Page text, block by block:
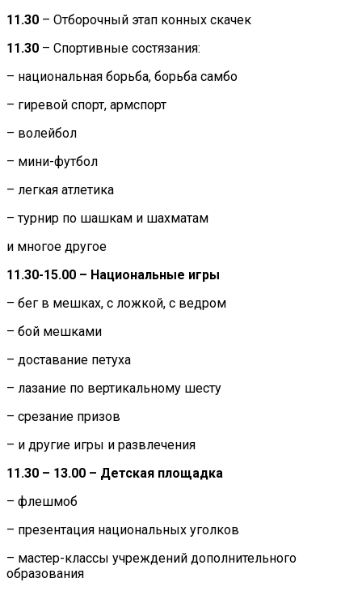
11.30 – Отборочный этап конных скачек
11.30 – Спортивные состязания:
– национальная борьба, борьба самбо
– гиревой спорт, армспорт
– волейбол
– мини-футбол
– легкая атлетика
– турнир по шашкам и шахматам
и многое другое
11.30-15.00 – Национальные игры
– бег в мешках, с ложкой, с ведром
– бой мешками
– доставание петуха
– лазание по вертикальному шесту
– срезание призов
– и другие игры и развлечения
11.30 – 13.00 – Детская площадка
– флешмоб
– презентация национальных уголков
– мастер-классы учреждений дополнительного
образования